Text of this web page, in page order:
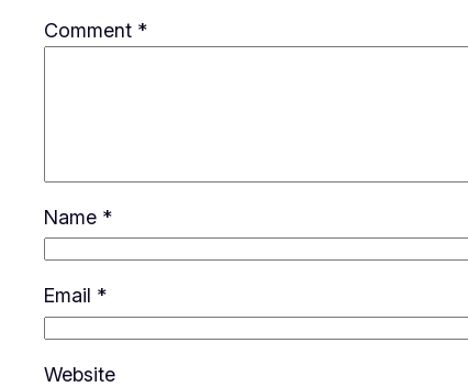
Comment *
Name *
Email *
Website